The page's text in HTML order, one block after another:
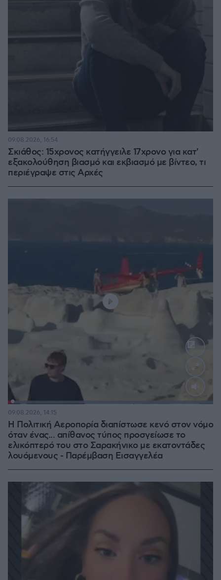
Σκιάθος: 15χρονος κατήγγειλε 17χρονο για κατ'
εξακολούθηση βιασμό και εκβιασμό με βίντεο, τι
περιέγραψε στις Αρχές
09.08.2026, 16:54
Η Πολιτική Αεροπορία διαπίστωσε κενό στον νόμο
όταν ένας... απίθανος τύπος προσγείωσε το
ελικόπτερό του στο Σαρακήνικο με εκατοντάδες
λουόμενους - Παρέμβαση Εισαγγελέα
09.08.2026, 14:15